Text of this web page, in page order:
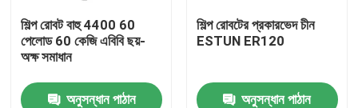
ভিআর শো
আমাদের সম্পর্কে
শিল্প রোবট বাহু 4400 60
পেলোড 60 কেজি এবিবি ছয়-
অক্ষ সমাধান
অনুসন্ধান পাঠান
শিল্প রোবটের প্রকারভেদ চীন
ESTUN ER120
অনুসন্ধান পাঠান